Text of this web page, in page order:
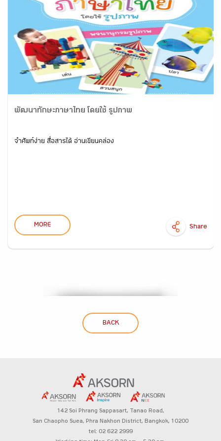
พัฒนาทักษะภาษาไทย โดยใช้ รูปภาพ
จำศัพท์ง่าย สื่อสารได้ อ่านเขียนคล่อง
MORE Share
BACK
142 Soi Phrang Sappasart, Tanao Road,
San Chaopho Suea, Phra Nakhon District, Bangkok, 10200
tel: 02 622 2999